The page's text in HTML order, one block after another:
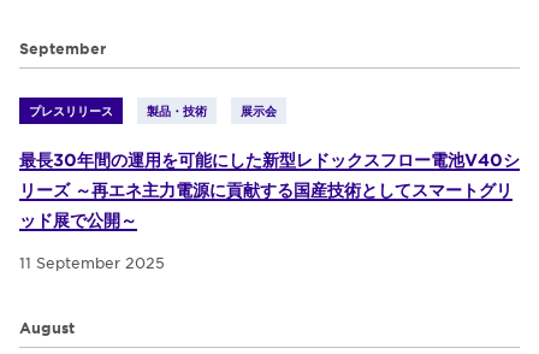
September
プレスリリース 製品・技術 展示会
最長30年間の運用を可能にした新型レドックスフロー電池V40シ
リーズ ～再エネ主力電源に貢献する国産技術としてスマートグリ
ッド展で公開～
11 September 2025
August